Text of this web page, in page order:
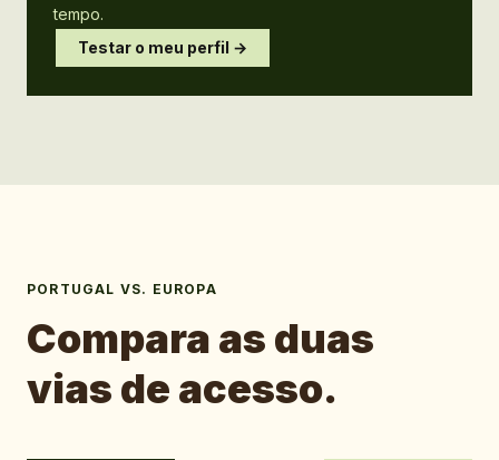
tempo.
Testar o meu perfil →
PORTUGAL VS. EUROPA
Compara as duas
vias de acesso.